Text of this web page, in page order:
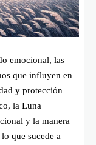
emocional, las
que influyen en
y protección
la Luna
y la manera
que sucede a